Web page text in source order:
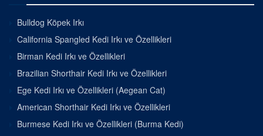
Bulldog Köpek Irkı
California Spangled Kedi Irkı ve Özellikleri
Birman Kedi Irkı ve Özellikleri
Brazilian Shorthair Kedi Irkı ve Özellikleri
Ege Kedi Irkı ve Özellikleri (Aegean Cat)
American Shorthair Kedi Irkı ve Özellikleri
Burmese Kedi Irkı ve Özellikleri (Burma Kedi)